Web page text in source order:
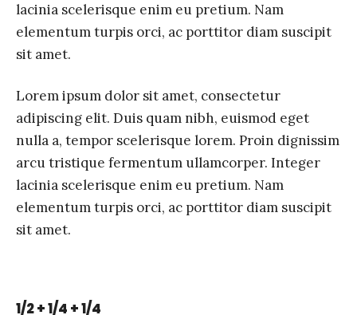
lacinia scelerisque enim eu pretium. Nam
elementum turpis orci, ac porttitor diam suscipit
sit amet.
Lorem ipsum dolor sit amet, consectetur
adipiscing elit. Duis quam nibh, euismod eget
nulla a, tempor scelerisque lorem. Proin dignissim
arcu tristique fermentum ullamcorper. Integer
lacinia scelerisque enim eu pretium. Nam
elementum turpis orci, ac porttitor diam suscipit
sit amet.
1/2 + 1/4 + 1/4